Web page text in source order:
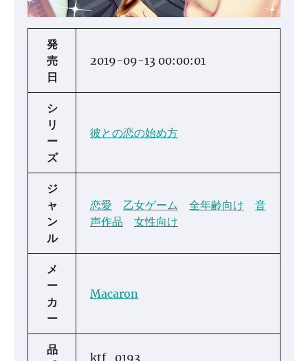
発
売
日
2019-09-13 00:00:01
シ
リ
ー
ズ
彼との恋の始め方
ジ
ャ
ン
ル
恋愛 乙女ゲーム 全年齢向け
音
声作品
女性向け
メ
ー
カ
ー
Macaron
品
ktf_0193